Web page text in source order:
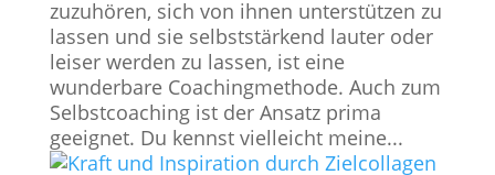
zuzuhören, sich von ihnen unterstützen zu
lassen und sie selbststärkend lauter oder
leiser werden zu lassen, ist eine
wunderbare Coachingmethode. Auch zum
Selbstcoaching ist der Ansatz prima
geeignet. Du kennst vielleicht meine...